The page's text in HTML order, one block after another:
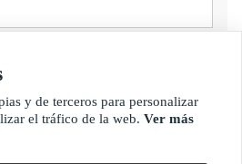
y de terceros para personalizar
el tráfico de la web. Ver más